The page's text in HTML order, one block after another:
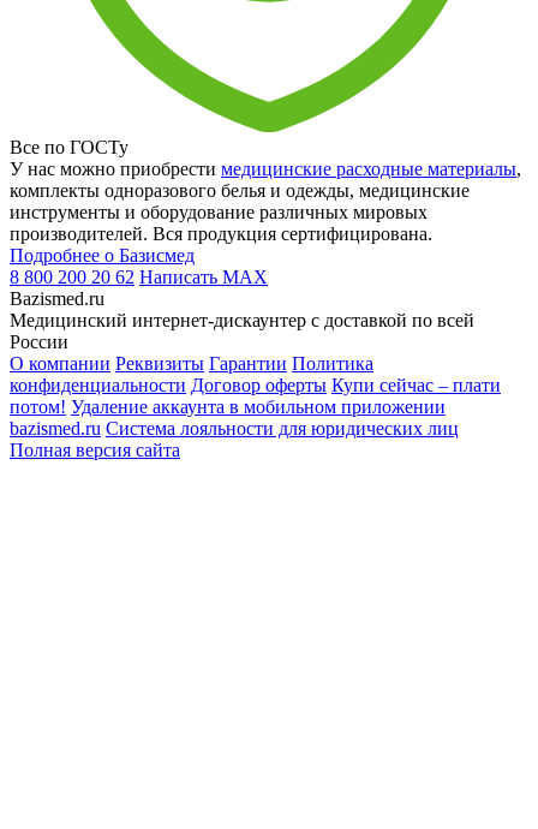
Все по ГОСТу
У нас можно приобрести медицинские расходные материалы,
комплекты одноразового белья и одежды, медицинские
инструменты и оборудование различных мировых
производителей. Вся продукция сертифицирована.
Подробнее о Базисмед
8 800 200 20 62 Написать MAX
Bazismed.ru
Медицинский интернет-дискаунтер с доставкой по всей
России
О компании Реквизиты Гарантии Политика
конфиденциальности Договор оферты Купи сейчас – плати
потом! Удаление аккаунта в мобильном приложении
bazismed.ru Система лояльности для юридических лиц
Полная версия сайта